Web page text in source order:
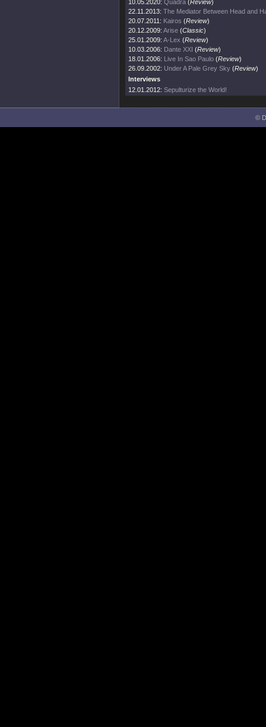
10.05.2020: Quadra (Review)
22.11.2013: The Mediator Between Head and
20.07.2011: Kairos (Review)
20.12.2009: Arise (Classic)
25.01.2009: A-Lex (Review)
10.03.2006: Dante XXI (Review)
18.01.2006: Live In Sao Paulo (Review)
26.09.2002: Under A Pale Grey Sky (Review)
Interviews
12.01.2012: Sepulturize the World!
©